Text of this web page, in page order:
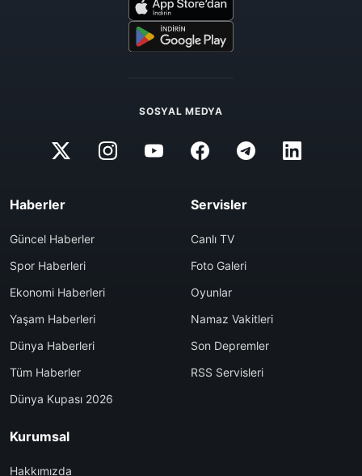
SOSYAL MEDYA
Haberler
Güncel Haberler
Spor Haberleri
Ekonomi Haberleri
Yaşam Haberleri
Dünya Haberleri
Tüm Haberler
Dünya Kupası 2026
Servisler
Canlı TV
Foto Galeri
Oyunlar
Namaz Vakitleri
Son Depremler
RSS Servisleri
Kurumsal
Hakkımızda